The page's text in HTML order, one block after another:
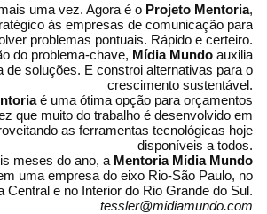
uma vez. Agora é o Projeto Mentoria,
às empresas de comunicação para
problemas pontuais. Rápido e certeiro.
do problema-chave, Mídia Mundo auxilia
de soluções. E constroi alternativas para o
crescimento sustentável.
é uma ótima opção para orçamentos
que muito do trabalho é desenvolvido em
as ferramentas tecnológicas hoje
disponíveis a todos.
meses do ano, a Mentoria Mídia Mundo
uma empresa do eixo Rio-São Paulo, no
Central e no Interior do Rio Grande do Sul.
tessler@midiamundo.com